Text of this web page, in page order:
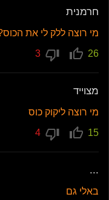
חרמנית
מי רוצה ללק לי את
26
מצוייד
מי רוצה ליקוק כוס
15
...
באלי גם